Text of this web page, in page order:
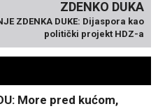
ZDENKO DUKA
ZDENKA DUKE: Dijaspora kao
politički projekt HDZ-a
More pred kućom,